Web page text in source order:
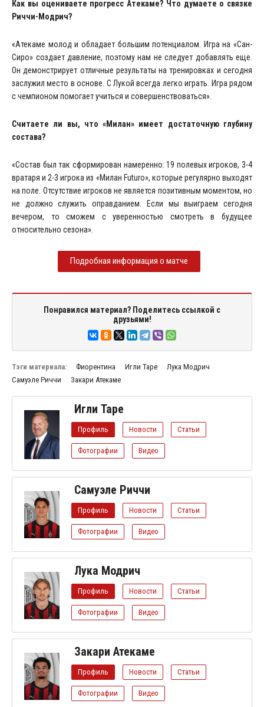
Как вы оцениваете прогресс Атекаме? Что думаете о связке
Риччи-Модрич?
«Атекаме молод и обладает большим потенциалом. Игра на «Сан-
Сиро» создает давление, поэтому нам не следует добавлять еще.
Он демонстрирует отличные результаты на тренировках и сегодня
заслужил место в основе. С Лукой всегда легко играть. Игра рядом
с чемпионом помогает учиться и совершенствоваться».
Считаете ли вы, что «Милан» имеет достаточную глубину
состава?
«Состав был так сформирован намеренно: 19 полевых игроков, 3-4
вратаря и 2-3 игрока из «Милан Futuro», которые регулярно выходят
на поле. Отсутствие игроков не является позитивным моментом, но
не должно служить оправданием. Если мы выиграем сегодня
вечером, то сможем с уверенностью смотреть в будущее
относительно сезона».
Подробная информация о матче
Понравился материал? Поделитесь ссылкой с
друзьями!
Тэги материала: Фиорентина Игли Таре
Лука Модрич
Самуэле Риччи
Закари Атекаме
Игли Таре
Профиль Новости Статьи
Фотографии Видео
Самуэле Риччи
Профиль Новости Статьи
Фотографии Видео
Лука Модрич
Профиль Новости Статьи
Фотографии Видео
Закари Атекаме
Профиль Новости Статьи
Фотографии Видео